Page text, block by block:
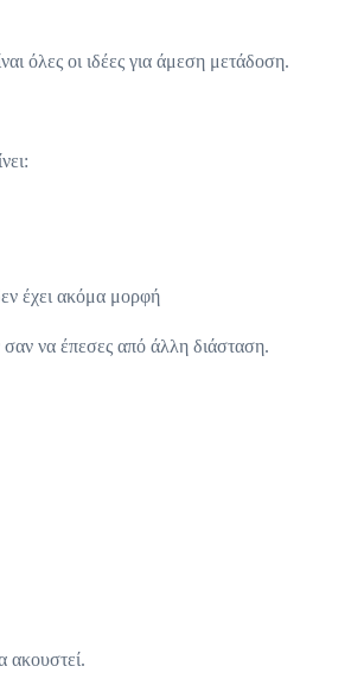
όλες οι ιδέες για άμεση μετάδοση.
έχει ακόμα μορφή
σαν να έπεσες από άλλη διάσταση.
ακουστεί.